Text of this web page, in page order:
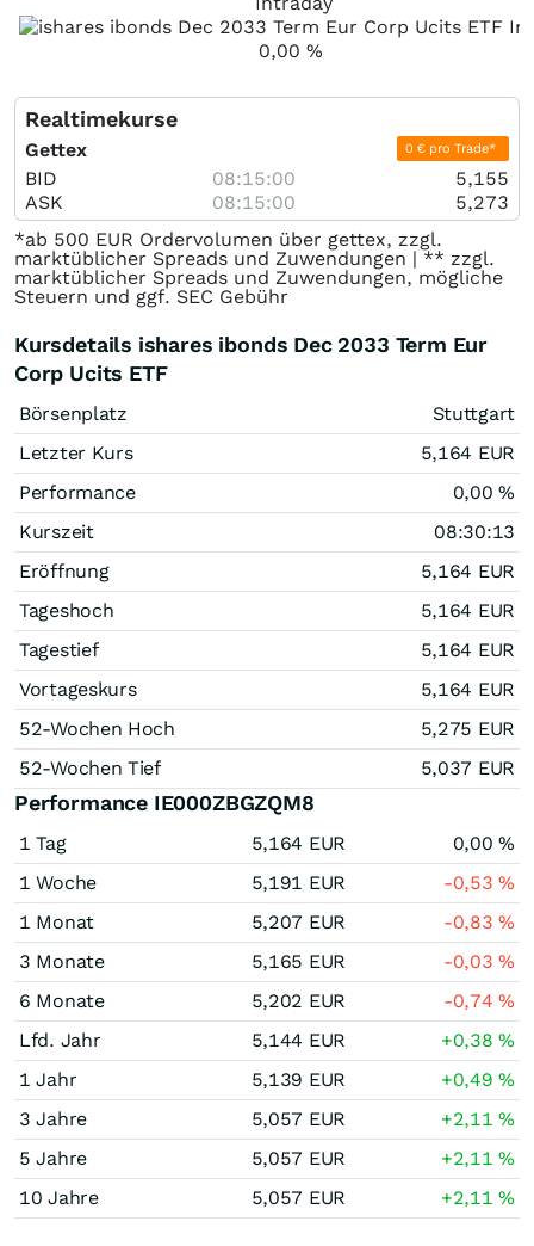
0,00 %
Realtimekurse
Gettex 0 € pro Trade*
BID 08:15:00
5,155
ASK
08:15:00
5,273
*ab 500 EUR Ordervolumen über gettex, zzgl.
marktüblicher Spreads und Zuwendungen | ** zzgl.
marktüblicher Spreads und Zuwendungen, mögliche
Steuern und ggf. SEC Gebühr
Kursdetails ishares ibonds Dec 2033 Term Eur
Corp Ucits ETF
Börsenplatz
Stuttgart
Letzter Kurs
5,164 EUR
Performance
0,00%
Kurszeit
08:30:13
Eröffnung
5,164 EUR
Tageshoch
5,164 EUR
Tagestief
5,164 EUR
Vortageskurs
5,164 EUR
52-Wochen Hoch
5,275 EUR
52-Wochen Tief
5,037 EUR
Performance IE000ZBGZQM8
1 Tag 5,164 EUR 0,00%
1 Woche
5,191 EUR -0,53%
1 Monat
5,207 EUR -0,83%
3 Monate
5,165 EUR -0,03%
6 Monate
5,202 EUR -0,74%
Lfd. Jahr
5,144 EUR +0,38%
1 Jahr
5,139 EUR +0,49%
3 Jahre
5,057 EUR +2,11%
5 Jahre
5,057 EUR +2,11%
10 Jahre
5,057 EUR +2,11%